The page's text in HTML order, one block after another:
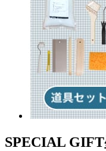
SPECIAL GIFT